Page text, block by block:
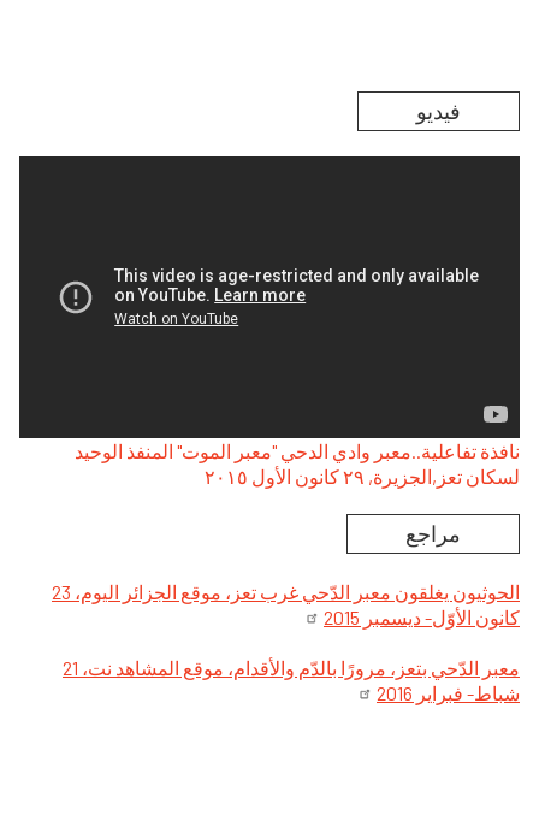
فيديو
نافذة تفاعلية..معبر وادي الدحي "معبر الموت" المنفذ الوحيد
لسكان تعز,الجزيرة, ۲۹ كانون الأول ۲۰۱٥
مراجع
الحوثيون يغلقون معبر الدّحي غرب تعز، موقع الجزائر اليوم، 23
كانون الأوّل- ديسمبر 2015
معبر الدّحي بتعز، مرورًا بالدّم والأقدام، موقع المشاهد نت، 21
شباط- فبراير 2016